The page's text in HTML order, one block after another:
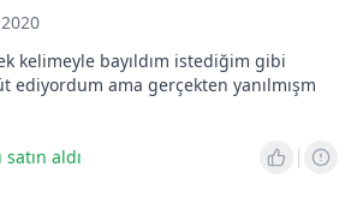
kelimeyle bayıldım istediğim gibi
ediyordum ama gerçekten yanılmışm
aldı